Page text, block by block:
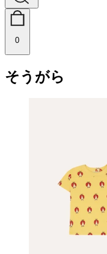
0
そうがら